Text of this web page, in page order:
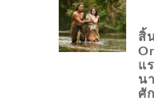
สิ้
แ
น
ศั